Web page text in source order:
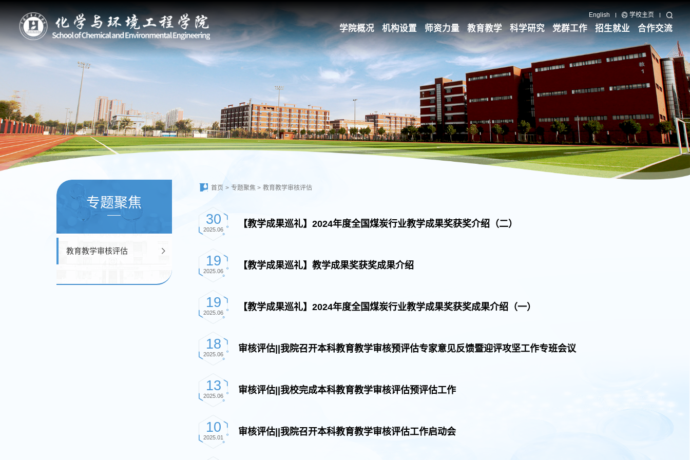
English 学校主页
学院概况 机构设置 师资力量 教育教学 科学研究 党群工作 招生就业 合作交流
专题聚焦
教育教学审核评估
首页 > 专题聚焦 > 教育教学审核评估
30
2025.06
【教学成果巡礼】2024年度全国煤炭行业教学成果奖获奖介绍（二）
19
2025.06
【教学成果巡礼】教学成果奖获奖成果介绍
19
2025.06
【教学成果巡礼】2024年度全国煤炭行业教学成果奖获奖成果介绍（一）
18
2025.06
审核评估||我院召开本科教育教学审核预评估专家意见反馈暨迎评攻坚工作专班会议
13
2025.06
审核评估||我校完成本科教育教学审核评估预评估工作
10
2025.01
审核评估||我院召开本科教育教学审核评估工作启动会